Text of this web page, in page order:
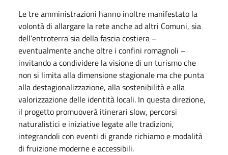
Le tre amministrazioni hanno inoltre manifestato la
volontà di allargare la rete anche ad altri Comuni, sia
dell’entroterra sia della fascia costiera –
eventualmente anche oltre i confini romagnoli –
invitando a condividere la visione di un turismo che
non si limita alla dimensione stagionale ma che punta
alla destagionalizzazione, alla sostenibilità e alla
valorizzazione delle identità locali. In questa direzione,
il progetto promuoverà itinerari slow, percorsi
naturalistici e iniziative legate alle tradizioni,
integrandoli con eventi di grande richiamo e modalità
di fruizione moderne e accessibili.